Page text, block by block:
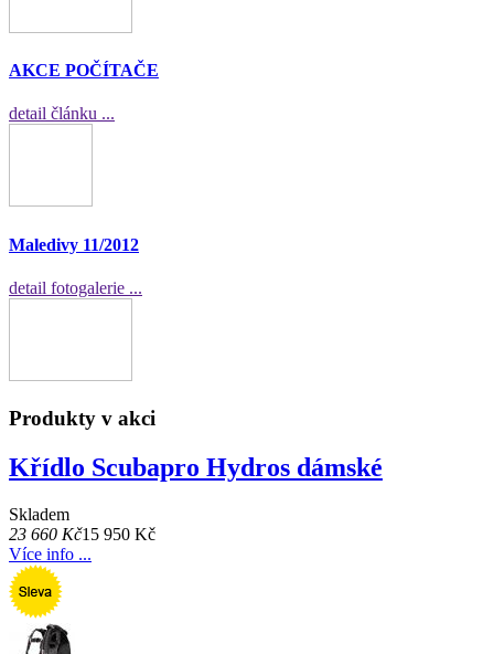
AKCE POČÍTAČE
detail článku ...
Maledivy 11/2012
detail fotogalerie ...
Produkty v akci
Křídlo Scubapro Hydros dámské
Skladem
23 660 Kč15 950 Kč
Více info ...